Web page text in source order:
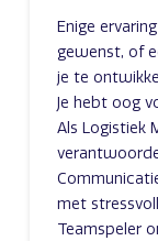
Enige ervaring
gewenst, of
je te
Je hebt oog
Als Logistiek
met
Teamspeler